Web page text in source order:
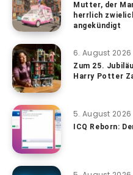
Mutter, der
herrlich
angekündigt
6. August 2026
Zum 25.
Harry Potter
5. August 2026
ICQ Reborn: